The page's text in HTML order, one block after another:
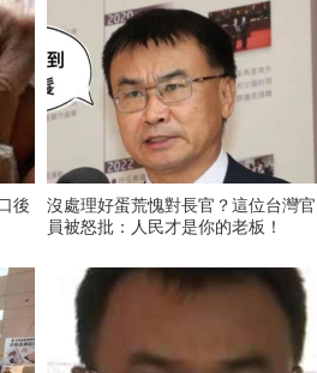
後
沒處理好蛋荒愧對長官？這位台灣官
員被怒批：人民才是你的老板！